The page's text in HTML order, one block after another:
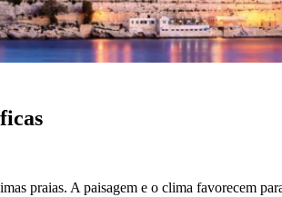
praias. A paisagem e o clima favorecem